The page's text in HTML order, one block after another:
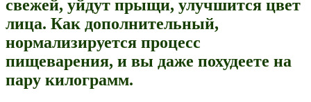
свежей, уйдут прыщи, улучшится цвет
лица. Как дополнительный,
нормализируется процесс
пищеварения, и вы даже похудеете на
пару килограмм.